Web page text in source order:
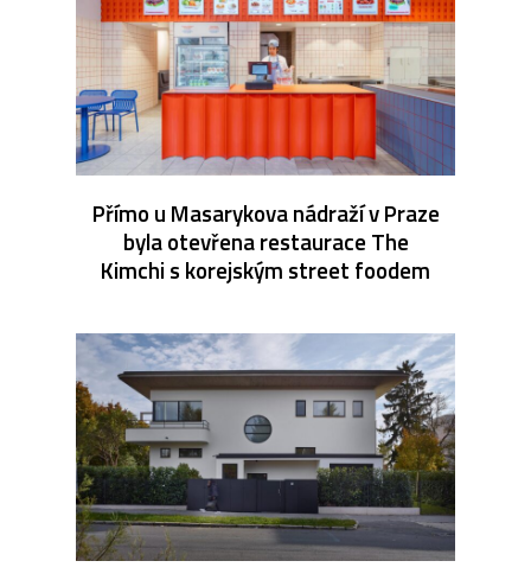
Přímo u Masarykova nádraží v Praze
byla otevřena restaurace The
Kimchi s korejským street foodem